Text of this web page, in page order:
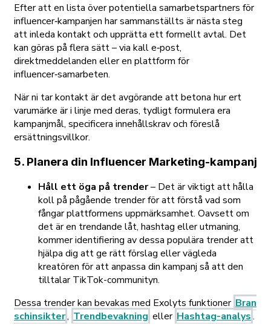
Efter att en lista över potentiella samarbetspartners för
influencer‑kampanjen har sammanställts är nästa steg
att inleda kontakt och upprätta ett formellt avtal. Det
kan göras på flera sätt – via kall e‑post,
direktmeddelanden eller en plattform för
influencer‑samarbeten.
När ni tar kontakt är det avgörande att betona hur ert
varumärke är i linje med deras, tydligt formulera era
kampanjmål, specificera innehållskrav och föreslå
ersättningsvillkor.
5. Planera din Influencer Marketing-kampanj
Håll ett öga på trender– Det är viktigt att hålla
koll på pågående trender för att förstå vad som
fångar plattformens uppmärksamhet. Oavsett om
det är en trendande låt, hashtag eller utmaning,
kommer identifiering av dessa populära trender att
hjälpa dig att ge rätt förslag eller vägleda
kreatören för att anpassa din kampanj så att den
tilltalar TikTok-communityn.
Dessa trender kan bevakas med Exolyts funktioner Bran
schinsikter, Trendbevakning eller Hashtag-analys.